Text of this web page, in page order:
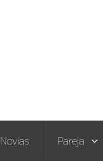
Novias Pareja